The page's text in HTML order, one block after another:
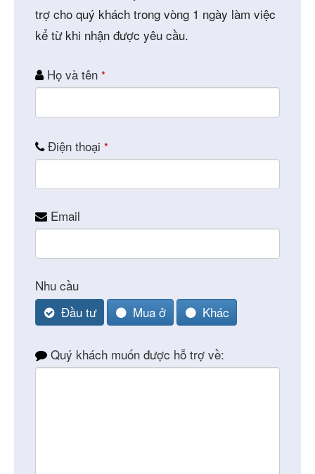
trợ cho quý khách trong vòng 1 ngày làm việc
kể từ khi nhận được yêu cầu.
Họ và tên *
Điện thoại *
Email
Nhu cầu
Đầu tư
Mua ở Khác
Email *
Quý khách muốn được hỗ trợ về: